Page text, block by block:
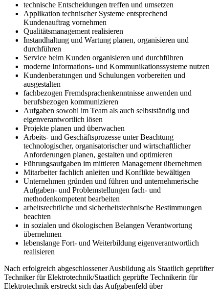
technische Entscheidungen treffen und umsetzen
Applikation technischer Systeme entsprechend
Kundenauftrag vornehmen
Qualitätsmanagement realisieren
Instandhaltung und Wartung planen, organisieren und
durchführen
Service beim Kunden organisieren und durchführen
moderne Informations- und Kommunikationssysteme nutzen
Kundenberatungen und Schulungen vorbereiten und
ausgestalten
fachbezogen Fremdsprachenkenntnisse anwenden und
berufsbezogen kommuni­zieren
Aufgaben sowohl im Team als auch selbstständig und
eigenverantwortlich lösen
Projekte planen und überwachen
Arbeits- und Geschäftsprozesse unter Beachtung
technologischer, organisatorischer und wirtschaftlicher
Anforderungen planen, gestalten und optimieren
Führungsaufgaben im mittleren Management übernehmen
Mitarbeiter fachlich anleiten und Konflikte bewältigen
Unternehmen gründen und führen und unternehmerische
Aufgaben- und Problem­stellungen fach- und
methodenkompetent bearbeiten
arbeitsrechtliche und sicherheitstechnische Bestimmungen
beachten
in sozialen und ökologischen Belangen Verantwortung
übernehmen
lebenslange Fort- und Weiterbildung eigenverantwortlich
realisieren
Nach erfolgreich abgeschlossener Ausbildung als Staatlich geprüfter
Techniker für Elektrotechnik/Staat­lich geprüfte Technikerin für
Elektrotechnik erstreckt sich das Aufgabenfeld über